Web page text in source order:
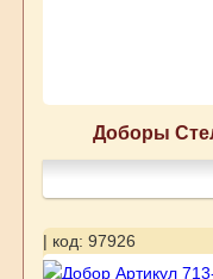
Доборы
| код: 97926